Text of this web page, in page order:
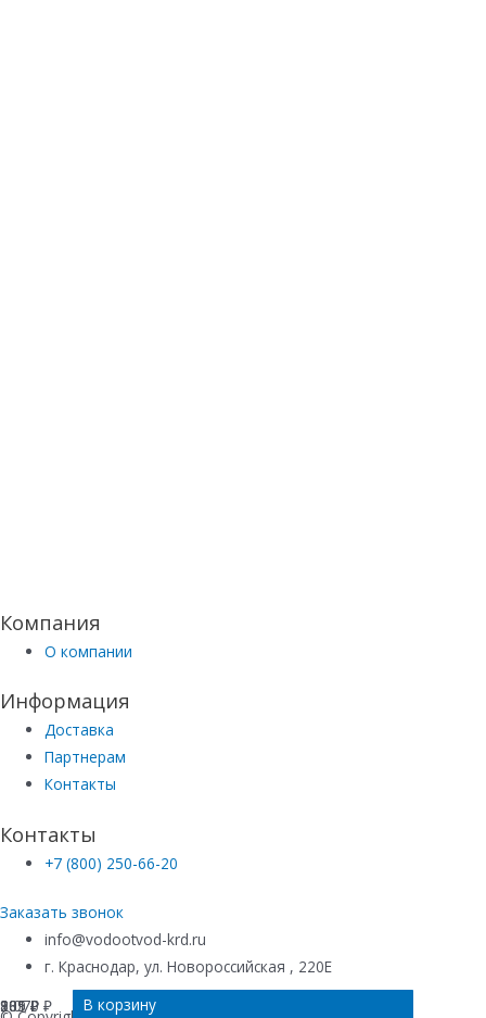
909₽ В корзину
881₽ В корзину
205₽ В корзину
1 070 ₽ В корзину
Компания
О компании
Информация
Доставка
Партнерам
Контакты
Контакты
+7 (800) 250-66-20
Заказать звонок
info@vodootvod-krd.ru
г. Краснодар, ул. Новороссийская , 220Е